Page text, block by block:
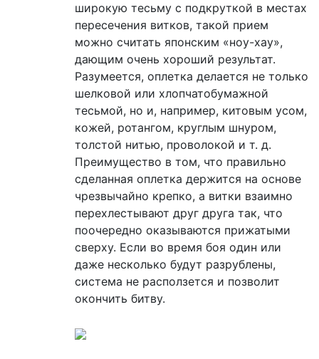
широкую тесьму с подкруткой в местах
пересечения витков, такой прием
можно считать японским «ноу-хау»,
дающим очень хороший результат.
Разумеется, оплетка делается не только
шелковой или хлопчатобумажной
тесьмой, но и, например, китовым усом,
кожей, ротангом, круглым шнуром,
толстой нитью, проволокой и т. д.
Преимущество в том, что правильно
сделанная оплетка держится на основе
чрезвычайно крепко, а витки взаимно
перехлестывают друг друга так, что
поочередно оказываются прижатыми
сверху. Если во время боя один или
даже несколько будут разрублены,
система не расползется и позволит
окончить битву.